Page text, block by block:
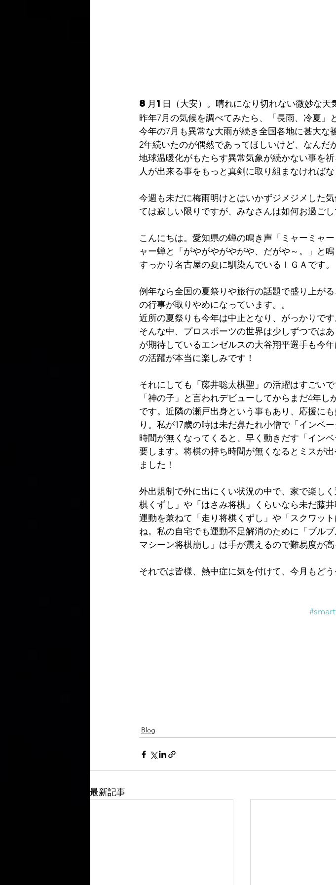
8月1日（大安）。晴れになり切れない微妙な天
昨年7月の気候を調べてみたら、「長雨、冷夏」
今年の7月も異常な大雨が続き全国各地に甚大な
2年続いたのが偶然であってほしいけど、なんだ
地球温暖化がもたらす異常気象が続かない事を
人が出来る事をもっと真剣に取り組まなければな
今週も未だに梅雨明けとはいかずジメジメした
ては寂しい限りですが、みなさんは如何お過ごし
こんにちは。愛知県の蝉の鳴き声「ミャーミャ
ャー蝉と「がやがやがやがや、だがや～。」と
すっかり名古屋の夏に馴染んでいるＩＧＡです。
例年なら全国の夏祭りや旅行の話題で盛り上が
の行事が取りやめになっています。。
近所の夏祭りも今年は中止となり、がっかりです
そんな中、プロスポーツの世界は少しずつでは
が期待しているエンゼルスの大谷翔平選手も今
の活躍が本当に楽しみです！
それにしても「藤井聡太棋聖」の活躍はすごいで
「神の子」と言われデビューしてからまだ4年
です。近隣の瀬戸出身という事もあり、応援に
り。私が17歳の時は未だ鼻たれ小僧で「インベ
時間が無くなってくると、早く動きだす「イン
要します。将棋の持ち時間が無くなるとミスが
ました！
外出規制で外に出にくい状況の中で、家で楽し
棋くずし」や「はさみ将棋」くらいなら未だ藤
運動を兼ねて「走り将棋くずし」や「スクワッ
ね。私の自宅でも運動不足解消のために「ブル
マシーン将棋崩し」は手が震えるので難易度が
それでは皆様、熱中症に気を付けて、今月もどう
Blog
最新記事